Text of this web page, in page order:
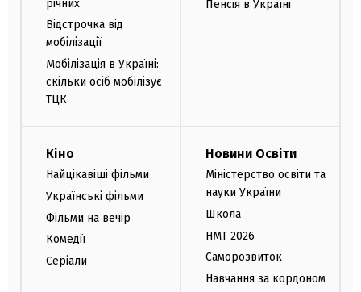
річних
Відстрочка від
мобілізації
Мобілізація в Україні:
скільки осіб мобілізує
ТЦК
Пенсія в Україні
Кіно
Найцікавіші фільми
Українські фільми
Фільми на вечір
Комедії
Серіали
Новини Освіти
Міністерство освіти та
науки України
Школа
НМТ 2026
Саморозвиток
Навчання за кордоном